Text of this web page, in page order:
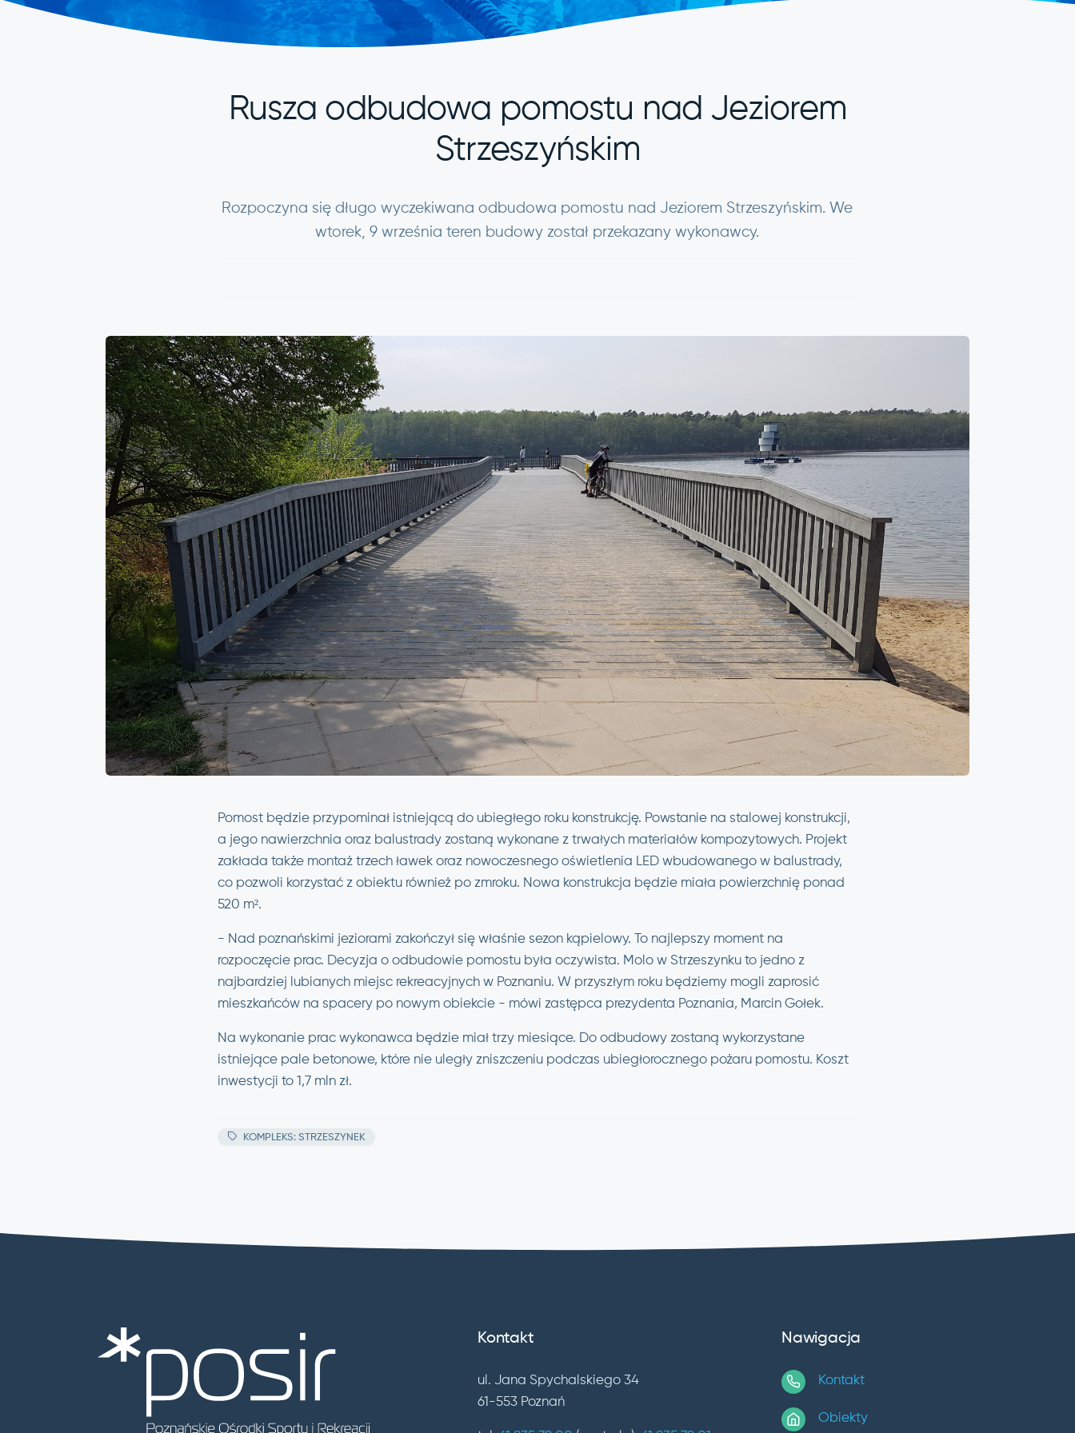
Rusza odbudowa pomostu nad Jeziorem
Strzeszyńskim
Rozpoczyna się długo wyczekiwana odbudowa pomostu nad Jeziorem Strzeszyńskim. We
wtorek, 9 września teren budowy został przekazany wykonawcy.
Pomost będzie przypominał istniejącą do ubiegłego roku konstrukcję. Powstanie na stalowej konstrukcji,
a jego nawierzchnia oraz balustrady zostaną wykonane z trwałych materiałów kompozytowych. Projekt
zakłada także montaż trzech ławek oraz nowoczesnego oświetlenia LED wbudowanego w balustrady,
co pozwoli korzystać z obiektu również po zmroku. Nowa konstrukcja będzie miała powierzchnię ponad
520 m².
- Nad poznańskimi jeziorami zakończył się właśnie sezon kąpielowy. To najlepszy moment na
rozpoczęcie prac. Decyzja o odbudowie pomostu była oczywista. Molo w Strzeszynku to jedno z
najbardziej lubianych miejsc rekreacyjnych w Poznaniu. W przyszłym roku będziemy mogli zaprosić
mieszkańców na spacery po nowym obiekcie - mówi zastępca prezydenta Poznania, Marcin Gołek.
Na wykonanie prac wykonawca będzie miał trzy miesiące. Do odbudowy zostaną wykorzystane
istniejące pale betonowe, które nie uległy zniszczeniu podczas ubiegłorocznego pożaru pomostu. Koszt
inwestycji to 1,7 mln zł.
KOMPLEKS: STRZESZYNEK
Kontakt
ul. Jana Spychalskiego 34
61-553 Poznań
Nawigacja
Kontakt
Obiekty